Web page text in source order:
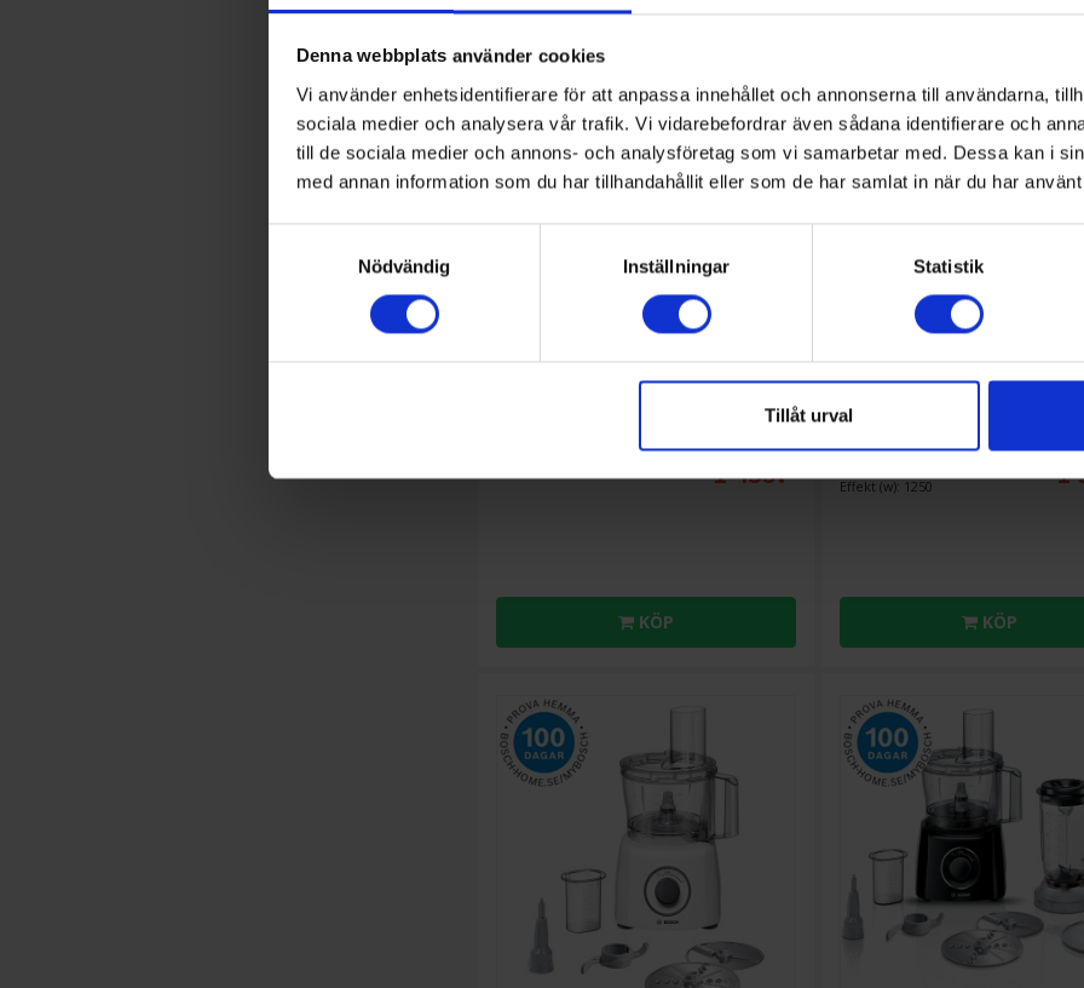
Denna webbplats använder cookies
Vi använder enhetsidentifierare för att anpassa innehållet och annonserna till användarna,
sociala medier och analysera vår trafik. Vi vidarebefordrar även sådana identifierare och
till de sociala medier och annons- och analysföretag som vi samarbetar med. Dessa kan i
med annan information som du har tillhandahållit eller som de har samlat in när du har
Nödvändig
Inställningar Statistik
Tillåt urval
1 435:-
KÖP
Bosch
Effekt (w): 1250
1
KÖP